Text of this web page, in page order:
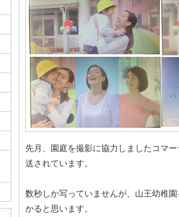
先月、園庭を撮影に協力しましたコマ
送されています。
数秒しか写っていませんが、山王幼稚
かると思います。